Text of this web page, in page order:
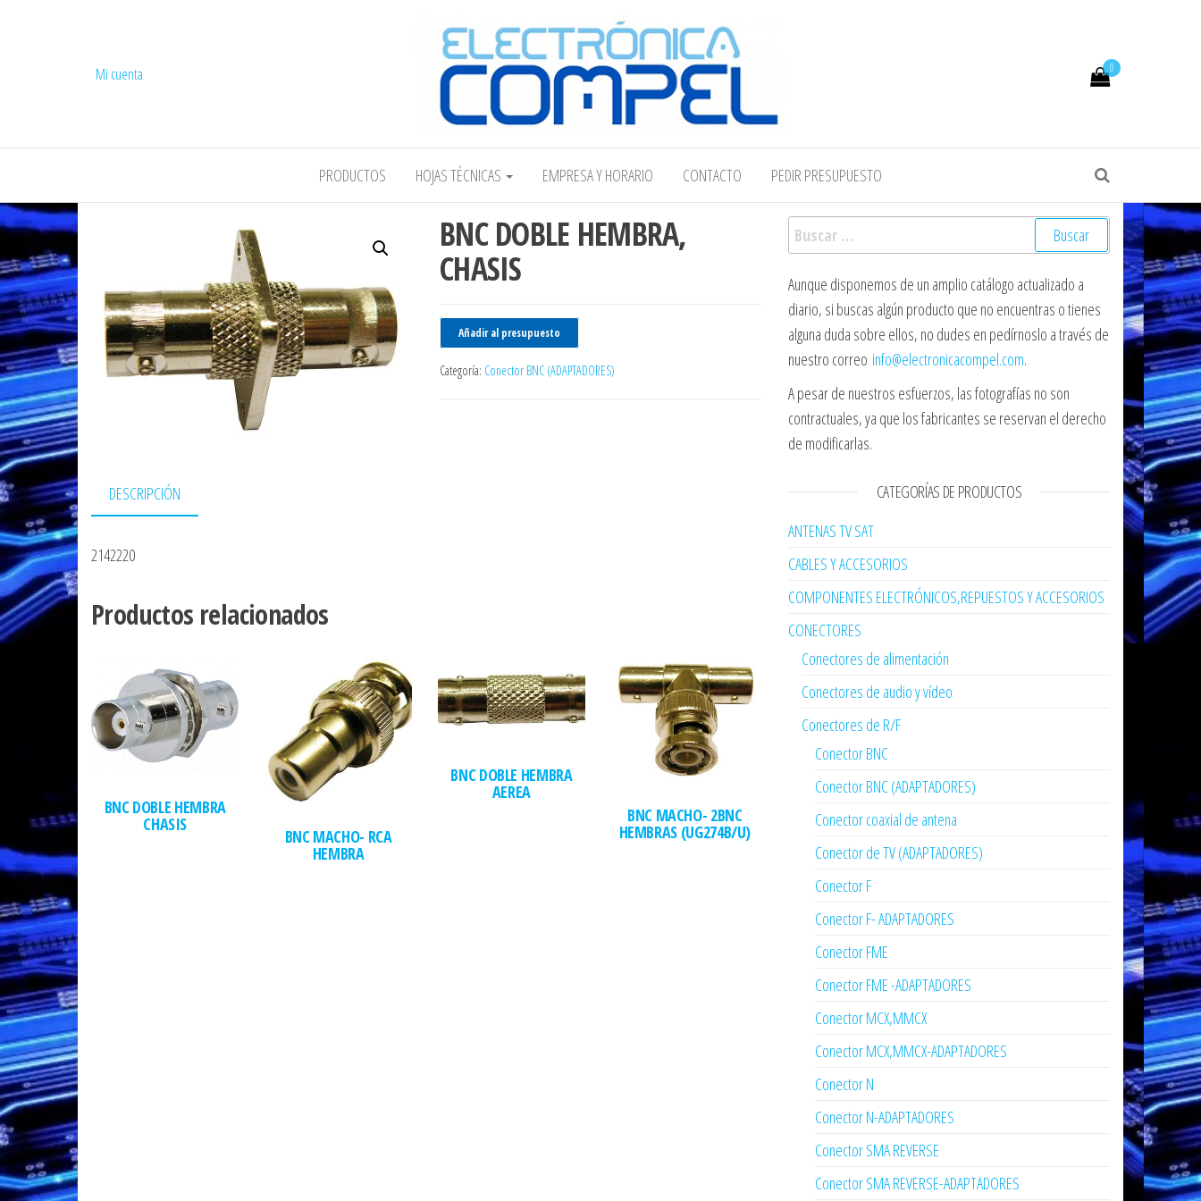
COMPEL Electrónica COMPEL
0
Mi cuenta
PRODUCTOS HOJAS TÉCNICAS EMPRESA Y HORARIO CONTACTO PEDIR PRESUPUESTO
BNC DOBLE HEMBRA,
CHASIS
Añadir al presupuesto
Categoría: Conector BNC (ADAPTADORES)
DESCRIPCIÓN
2142220
Productos relacionados
BNC DOBLE HEMBRA
CHASIS
BNC MACHO- RCA
HEMBRA
BNC DOBLE HEMBRA
AEREA
BNC MACHO- 2BNC
HEMBRAS (UG274B/U)
Buscar:
Aunque disponemos de un amplio catálogo actualizado a
diario, si buscas algún producto que no encuentras o tienes
alguna duda sobre ellos, no dudes en pedírnoslo a través de
nuestro correo info@electronicacompel.com.
A pesar de nuestros esfuerzos, las fotografías no son
contractuales, ya que los fabricantes se reservan el derecho
de modificarlas.
CATEGORÍAS DE PRODUCTOS
ANTENAS TV SAT
CABLES Y ACCESORIOS
COMPONENTES ELECTRÓNICOS,REPUESTOS Y ACCESORIOS
CONECTORES
Conectores de alimentación
Conectores de audio y vídeo
Conectores de R/F
Conector BNC
Conector BNC (ADAPTADORES)
Conector coaxial de antena
Conector de TV (ADAPTADORES)
Conector F
Conector F- ADAPTADORES
Conector FME
Conector FME -ADAPTADORES
Conector MCX,MMCX
Conector MCX,MMCX-ADAPTADORES
Conector N
Conector N-ADAPTADORES
Conector SMA REVERSE
Conector SMA REVERSE-ADAPTADORES